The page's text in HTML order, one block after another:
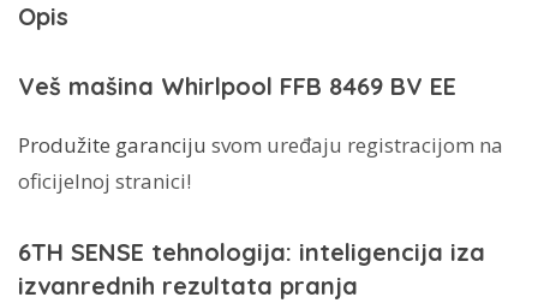
EE
količina
Opis
Veš mašina Whirlpool FFB 8469 BV EE
Produžite garanciju svom uređaju registracijom na
oficijelnoj stranici!
6TH SENSE tehnologija: inteligencija iza
izvanrednih rezultata pranja